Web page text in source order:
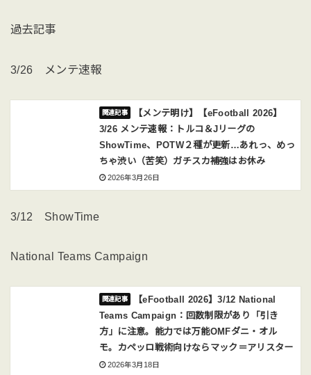
過去記事
3/26 メンテ速報
【メンテ明け】【eFootball 2026】
3/26 メンテ速報：トルコ＆Jリーグの
ShowTime、POTW２種が更新…あれっ、めっ
ちゃ渋い（苦笑）ガチスカ補強はお休み
2026年3月26日
3/12 ShowTime
National Teams Campaign
【eFootball 2026】3/12 National
Teams Campaign：回数制限があり「引き
方」に注意。能力では万能OMFダニ・オル
モ。カペッロ戦術向けならマック＝アリスター
2026年3月18日